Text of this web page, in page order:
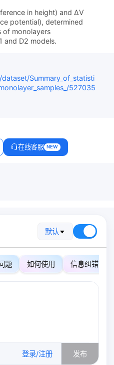
in height) and ΔV
potential), determined
of monolayers
and D2 models.
Summary_of_statisti
527035
在线客服 NEW
默认
题 如何使用 信息纠错
登录/注册 发布